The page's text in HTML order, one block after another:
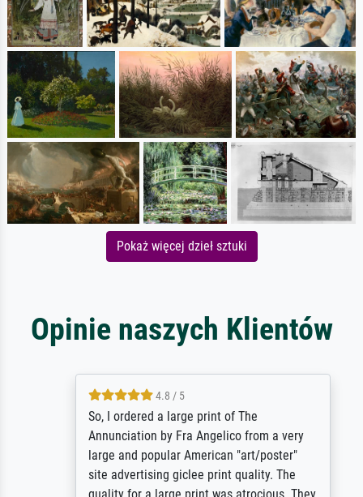
Pokaż więcej dzieł sztuki
Opinie naszych Klientów
4.8 / 5
So, I ordered a large print of The
Annunciation by Fra Angelico from a very
large and popular American "art/poster"
site advertising giclee print quality. The